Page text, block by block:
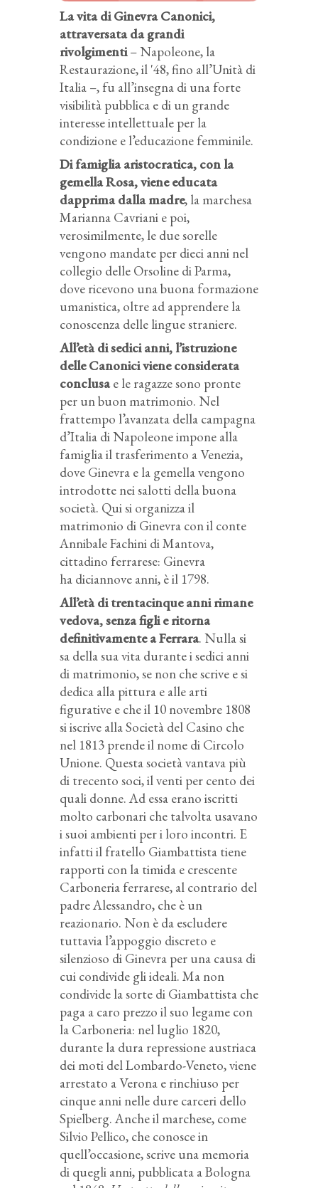
La vita di Ginevra Canonici,
attraversata da grandi
rivolgimenti– Napoleone, la
Restaurazione, il '48, fino all’Unità di
Italia –, fu all’insegna di una forte
visibilità pubblica e di un grande
interesse intellettuale per la
condizione e l’educazione femminile.
Di famiglia aristocratica, con la
gemella Rosa, viene educata
dapprima dalla madre, la marchesa
Marianna Cavriani e poi,
verosimilmente, le due sorelle
vengono mandate per dieci anni nel
collegio delle Orsoline di Parma,
dove ricevono una buona formazione
umanistica, oltre ad apprendere la
conoscenza delle lingue straniere.
All’età di sedici anni, l’istruzione
delle Canonici viene considerata
conclusae le ragazze sono pronte
per un buon matrimonio. Nel
frattempo l’avanzata della campagna
d’Italia di Napoleone impone alla
famiglia il trasferimento a Venezia,
dove Ginevra e la gemella vengono
introdotte nei salotti della buona
società. Qui si organizza il
matrimonio di Ginevra con il conte
Annibale Fachini di Mantova,
cittadino ferrarese: Ginevra
ha diciannove anni, è il 1798.
All’età di trentacinque anni rimane
vedova, senza figli e ritorna
definitivamente a Ferrara. Nulla si
sa della sua vita durante i sedici anni
di matrimonio, se non che scrive e si
dedica alla pittura e alle arti
figurative e che il 10 novembre 1808
si iscrive alla Società del Casino che
nel 1813 prende il nome di Circolo
Unione. Questa società vantava più
di trecento soci, il venti per cento dei
quali donne. Ad essa erano iscritti
molto carbonari che talvolta usavano
i suoi ambienti per i loro incontri. E
infatti il fratello Giambattista tiene
rapporti con la timida e crescente
Carboneria ferrarese, al contrario del
padre Alessandro, che è un
reazionario. Non è da escludere
tuttavia l’appoggio discreto e
silenzioso di Ginevra per una causa di
cui condivide gli ideali. Ma non
condivide la sorte di Giambattista che
paga a caro prezzo il suo legame con
la Carboneria: nel luglio 1820,
durante la dura repressione austriaca
dei moti del Lombardo-Veneto, viene
arrestato a Verona e rinchiuso per
cinque anni nelle dure carceri dello
Spielberg. Anche il marchese, come
Silvio Pellico, che conosce in
quell’occasione, scrive una memoria
di quegli anni, pubblicata a Bologna